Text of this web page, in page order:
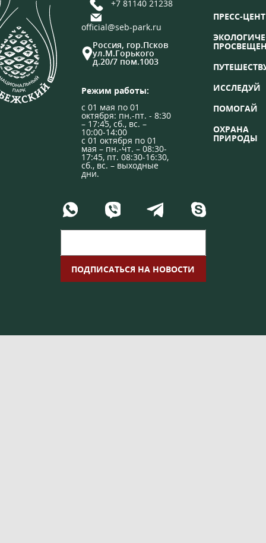
+7 81140 21238
official@seb-park.ru
Россия, гор.Псков
ул.М.Горького
д.20/7 пом.1003
Режим работы:
с 01 мая по 01
октября: пн.-пт. - 8:30
– 17:45, сб., вс. –
10:00-14:00
с 01 октября по 01
мая – пн.-чт. – 08:30-
17:45, пт. 08:30-16:30,
сб., вс. – выходные
дни.
ПРЕСС-
ИССЛЕДУЙ
ПОМОГАЙ
ОХРАНА
ПРИРОДЫ